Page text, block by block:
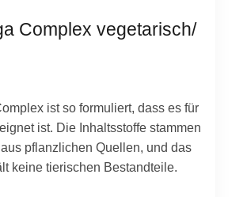
Complex vegetarisch/
ist so formuliert, dass es für
ist. Die Inhaltsstoffe stammen
pflanzlichen Quellen, und das
keine tierischen Bestandteile.